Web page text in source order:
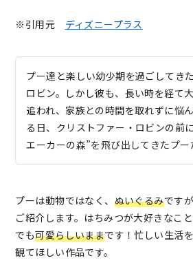
※引用元 ディズニープラス
プー達と楽しい幼少期を過ごしてき
ロビン。しかし彼も、長い時を経て
追われ、家族との時間を取れずに悩
る日、クリストファー・ロビンの前
エーカーの森”を飛び出してきたプー
プーは動物ではなく、 ぬいぐるみです
ご紹介します。はちみつが大好きなこ
でも可愛らしいままです！忙しい生活
観てほしい作品です。